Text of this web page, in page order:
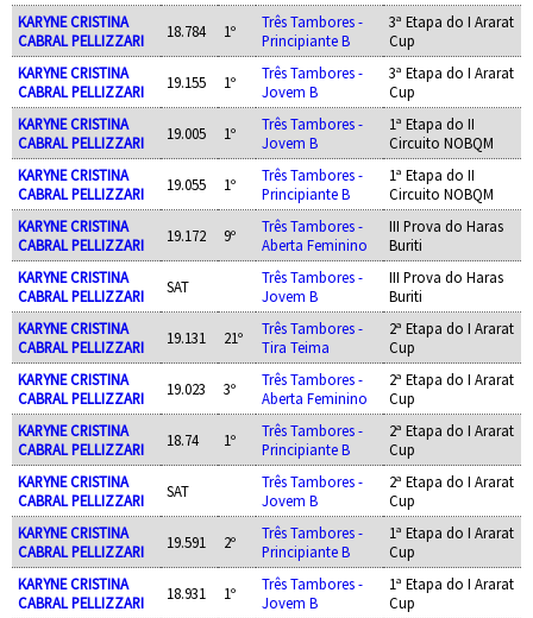
KARYNE CRISTINA
CABRAL PELLIZZARI
18.784 1º
Três Tambores -
Principiante B
3ª Etapa do I Ararat
Cup
KARYNE CRISTINA
CABRAL PELLIZZARI
19.155 1º
Três Tambores -
Jovem B
3ª Etapa do I Ararat
Cup
KARYNE CRISTINA
CABRAL PELLIZZARI
19.005 1º
Três Tambores -
Jovem B
1ª Etapa do II
Circuito NOBQM
KARYNE CRISTINA
CABRAL PELLIZZARI
19.055 1º
Três Tambores -
Principiante B
1ª Etapa do II
Circuito NOBQM
KARYNE CRISTINA
CABRAL PELLIZZARI
19.172 9º
Três Tambores -
Aberta Feminino
III Prova do Haras
Buriti
KARYNE CRISTINA
CABRAL PELLIZZARI
SAT
Três Tambores -
Jovem B
III Prova do Haras
Buriti
KARYNE CRISTINA
CABRAL PELLIZZARI
19.131 21º
Três Tambores -
Tira Teima
2ª Etapa do I Ararat
Cup
KARYNE CRISTINA
CABRAL PELLIZZARI
19.023 3º
Três Tambores -
Aberta Feminino
2ª Etapa do I Ararat
Cup
KARYNE CRISTINA
CABRAL PELLIZZARI
18.74 1º
Três Tambores -
Principiante B
2ª Etapa do I Ararat
Cup
KARYNE CRISTINA
CABRAL PELLIZZARI
SAT
Três Tambores -
Jovem B
2ª Etapa do I Ararat
Cup
KARYNE CRISTINA
CABRAL PELLIZZARI
19.591 2º
Três Tambores -
Principiante B
1ª Etapa do I Ararat
Cup
KARYNE CRISTINA
CABRAL PELLIZZARI
18.931 1º
Três Tambores -
Jovem B
1ª Etapa do I Ararat
Cup